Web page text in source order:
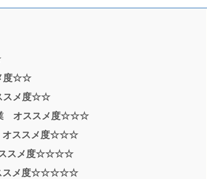
度☆☆
スメ度☆☆
業 オススメ度☆☆☆
オススメ度☆☆☆
ススメ度☆☆☆☆
スメ度☆☆☆☆☆